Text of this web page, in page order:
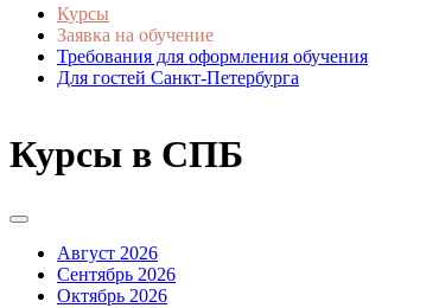
Курсы
Заявка на обучение
Требования для оформления обучения
Для гостей Санкт-Петербурга
Курсы в СПБ
Август 2026
Сентябрь 2026
Октябрь 2026